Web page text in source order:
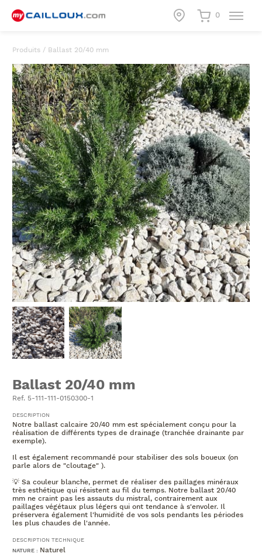
0
Produits / Ballast 20/40 mm
Ballast 20/40 mm
Ref. 5-111-111-0150300-1
DESCRIPTION
Notre ballast calcaire 20/40 mm est spécialement conçu pour la
réalisation de différents types de drainage (tranchée drainante par
exemple).
Il est également recommandé pour stabiliser des sols boueux (on
parle alors de "cloutage" ).
💡 Sa couleur blanche, permet de réaliser des paillages minéraux
très esthétique qui résistent au fil du temps. Notre ballast 20/40
mm ne craint pas les assauts du mistral, contrairement aux
paillages végétaux plus légers qui ont tendance à s'envoler. Il
préservera également l'humidité de vos sols pendants les périodes
les plus chaudes de l'année.
DESCRIPTION TECHNIQUE
NATURE : Naturel